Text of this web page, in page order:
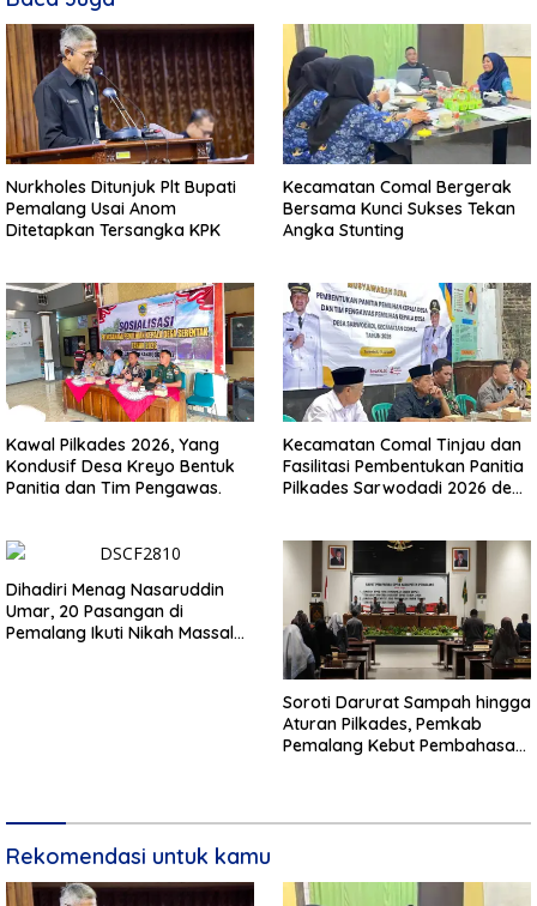
Nurkholes Ditunjuk Plt Bupati
Pemalang Usai Anom
Ditetapkan Tersangka KPK
Kecamatan Comal Bergerak
Bersama Kunci Sukses Tekan
Angka Stunting
Kawal Pilkades 2026, Yang
Kondusif Desa Kreyo Bentuk
Panitia dan Tim Pengawas.
Kecamatan Comal Tinjau dan
Fasilitasi Pembentukan Panitia
Pilkades Sarwodadi 2026 demi
Dihadiri Menag Nasaruddin
Umar, 20 Pasangan di
Pemalang Ikuti Nikah Massal
Soroti Darurat Sampah hingga
Aturan Pilkades, Pemkab
Pemalang Kebut Pembahasan
Rekomendasi untuk kamu